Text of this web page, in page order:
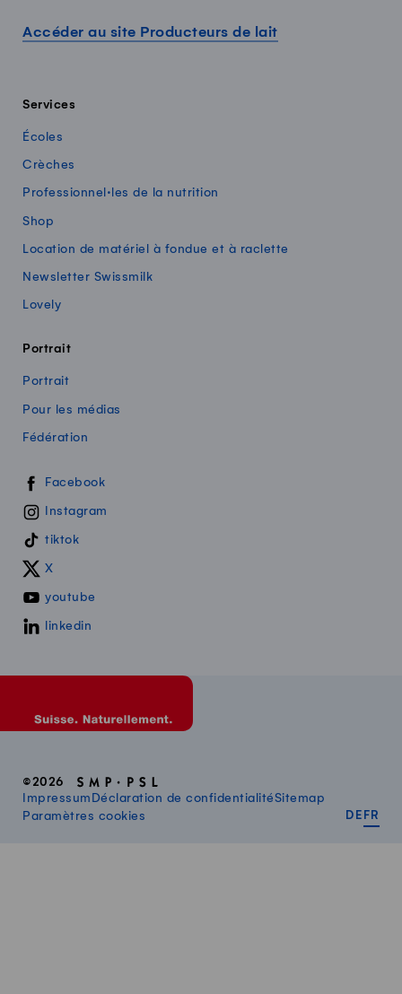
Accéder au site Producteurs de lait
Services
Écoles
Crèches
Professionnel·les de la nutrition
Shop
Location de matériel à fondue et à raclette
Newsletter Swissmilk
Lovely
Portrait
Portrait
Pour les médias
Fédération
Swissmilk sur les réseaux sociaux
Facebook
Instagram
tiktok
X
youtube
linkedin
©2026
Impressum Déclaration de confidentialitéSitemap
Paramètres cookies
DE FR